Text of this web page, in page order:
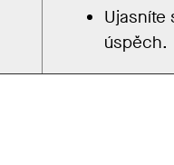
Ujasníte
úspěch.